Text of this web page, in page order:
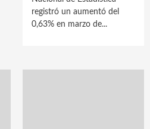
registró un aumentó del
0,63% en marzo de...